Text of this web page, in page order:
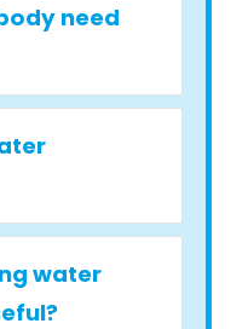
need
water